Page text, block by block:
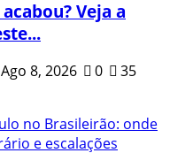
Veja a
Ago 8, 2026 0 35